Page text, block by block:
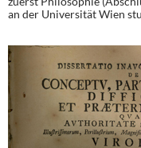
an der Universität Wien